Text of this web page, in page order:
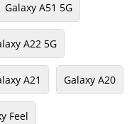
Galaxy A51 5G
A22 5G
A21 Galaxy A20
Feel